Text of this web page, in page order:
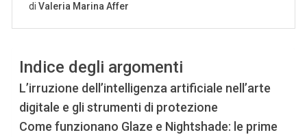
Indice degli argomenti
L’irruzione dell’intelligenza artificiale nell’arte
digitale e gli strumenti di protezione
Come funzionano Glaze e Nightshade: le prime